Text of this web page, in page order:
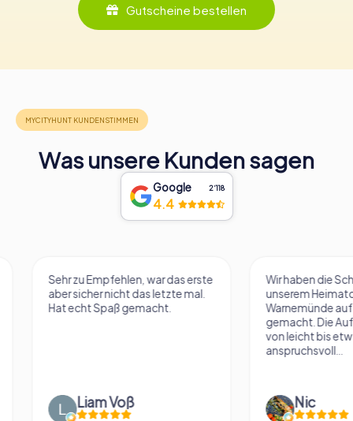
Gutscheine bestellen
Was unsere Kunden sagen
Google 2‘118
4.4
Sehr zu Empfehlen, war das erste
aber sicher nicht das letzte mal.
Hat echt Spaß gemacht.
Liam Voß
Wir haben die
unserem Heimatort
Warnemünde auf
gemacht. Die
von leicht bis etwas
anspruchsvoll...
Nic